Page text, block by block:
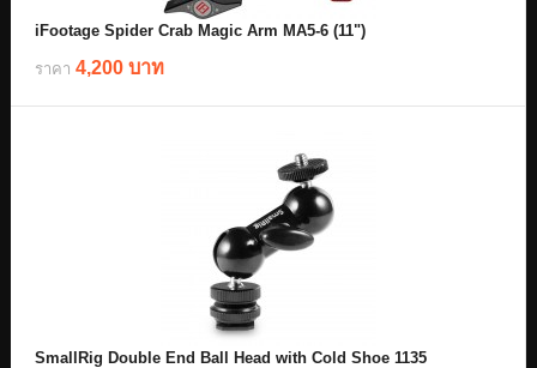
iFootage Spider Crab Magic Arm MA5-6 (11")
ราคา 4,200 บาท
SmallRig Double End Ball Head with Cold Shoe 1135